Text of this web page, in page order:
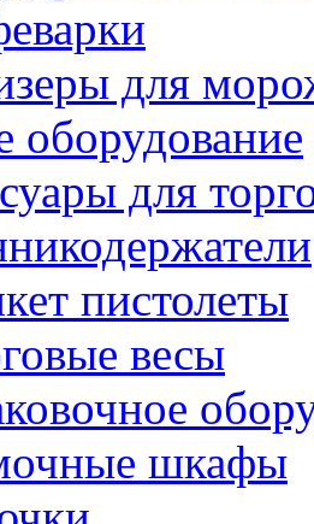
для
оборудование
для
пистолеты
весы
шкафы